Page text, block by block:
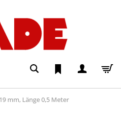
mm, Länge 0,5 Meter